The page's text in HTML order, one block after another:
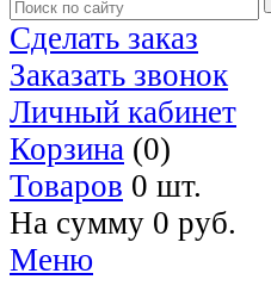
Сделать заказ
Заказать звонок
Личный кабинет
Корзина (0)
Товаров 0 шт.
На сумму 0 руб.
Меню